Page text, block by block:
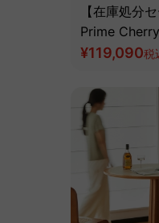
【在庫処分
Prime
ドレスベッ
¥119,090税